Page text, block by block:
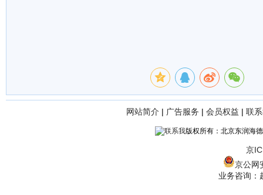
网站简介 | 广告服务 | 会员权益 | 联
版权所有：北京东润海
京
京公网
业务咨询：